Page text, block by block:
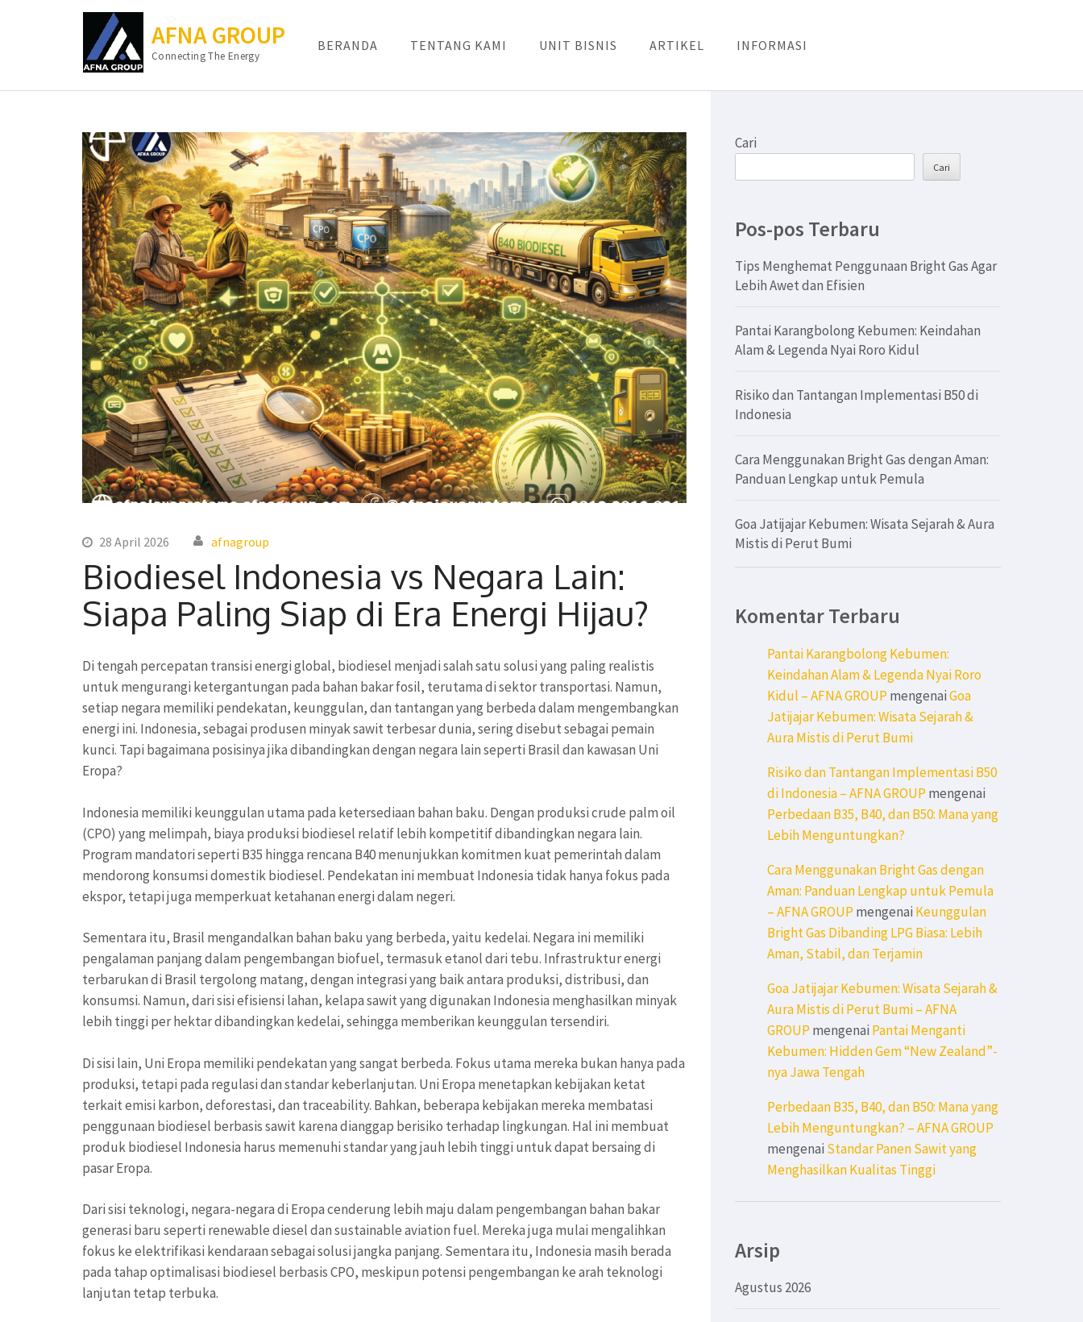
AFNA GROUP
Connecting The Energy
BERANDA TENTANG KAMI UNIT BISNIS ARTIKEL INFORMASI
28 April 2026 afnagroup
Biodiesel Indonesia vs Negara Lain:
Siapa Paling Siap di Era Energi Hijau?
Di tengah percepatan transisi energi global, biodiesel menjadi salah satu solusi yang paling realistis
untuk mengurangi ketergantungan pada bahan bakar fosil, terutama di sektor transportasi. Namun,
setiap negara memiliki pendekatan, keunggulan, dan tantangan yang berbeda dalam mengembangkan
energi ini. Indonesia, sebagai produsen minyak sawit terbesar dunia, sering disebut sebagai pemain
kunci. Tapi bagaimana posisinya jika dibandingkan dengan negara lain seperti Brasil dan kawasan Uni
Eropa?
Indonesia memiliki keunggulan utama pada ketersediaan bahan baku. Dengan produksi crude palm oil
(CPO) yang melimpah, biaya produksi biodiesel relatif lebih kompetitif dibandingkan negara lain.
Program mandatori seperti B35 hingga rencana B40 menunjukkan komitmen kuat pemerintah dalam
mendorong konsumsi domestik biodiesel. Pendekatan ini membuat Indonesia tidak hanya fokus pada
ekspor, tetapi juga memperkuat ketahanan energi dalam negeri.
Sementara itu, Brasil mengandalkan bahan baku yang berbeda, yaitu kedelai. Negara ini memiliki
pengalaman panjang dalam pengembangan biofuel, termasuk etanol dari tebu. Infrastruktur energi
terbarukan di Brasil tergolong matang, dengan integrasi yang baik antara produksi, distribusi, dan
konsumsi. Namun, dari sisi efisiensi lahan, kelapa sawit yang digunakan Indonesia menghasilkan minyak
lebih tinggi per hektar dibandingkan kedelai, sehingga memberikan keunggulan tersendiri.
Di sisi lain, Uni Eropa memiliki pendekatan yang sangat berbeda. Fokus utama mereka bukan hanya pada
produksi, tetapi pada regulasi dan standar keberlanjutan. Uni Eropa menetapkan kebijakan ketat
terkait emisi karbon, deforestasi, dan traceability. Bahkan, beberapa kebijakan mereka membatasi
penggunaan biodiesel berbasis sawit karena dianggap berisiko terhadap lingkungan. Hal ini membuat
produk biodiesel Indonesia harus memenuhi standar yang jauh lebih tinggi untuk dapat bersaing di
pasar Eropa.
Dari sisi teknologi, negara-negara di Eropa cenderung lebih maju dalam pengembangan bahan bakar
generasi baru seperti renewable diesel dan sustainable aviation fuel. Mereka juga mulai mengalihkan
fokus ke elektrifikasi kendaraan sebagai solusi jangka panjang. Sementara itu, Indonesia masih berada
pada tahap optimalisasi biodiesel berbasis CPO, meskipun potensi pengembangan ke arah teknologi
lanjutan tetap terbuka.
Cari
Cari
Pos-pos Terbaru
Tips Menghemat Penggunaan Bright Gas Agar
Lebih Awet dan Efisien
Pantai Karangbolong Kebumen: Keindahan
Alam & Legenda Nyai Roro Kidul
Risiko dan Tantangan Implementasi B50 di
Indonesia
Cara Menggunakan Bright Gas dengan Aman:
Panduan Lengkap untuk Pemula
Goa Jatijajar Kebumen: Wisata Sejarah & Aura
Mistis di Perut Bumi
Komentar Terbaru
Pantai Karangbolong Kebumen:
Keindahan Alam & Legenda Nyai Roro
Kidul – AFNA GROUPmengenaiGoa
Jatijajar Kebumen: Wisata Sejarah &
Aura Mistis di Perut Bumi
Risiko dan Tantangan Implementasi B50
di Indonesia – AFNA GROUPmengenai
Perbedaan B35, B40, dan B50: Mana yang
Lebih Menguntungkan?
Cara Menggunakan Bright Gas dengan
Aman: Panduan Lengkap untuk Pemula
– AFNA GROUPmengenai Keunggulan
Bright Gas Dibanding LPG Biasa: Lebih
Aman, Stabil, dan Terjamin
Goa Jatijajar Kebumen: Wisata Sejarah &
Aura Mistis di Perut Bumi – AFNA
GROUPmengenai Pantai Menganti
Kebumen: Hidden Gem “New Zealand”-
nya Jawa Tengah
Perbedaan B35, B40, dan B50: Mana yang
Lebih Menguntungkan? – AFNA GROUP
mengenai Standar Panen Sawit yang
Menghasilkan Kualitas Tinggi
Arsip
Agustus 2026